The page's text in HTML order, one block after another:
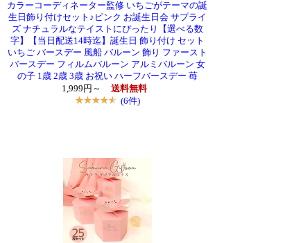
カラーコーディネーター監修 いちごがテーマの誕
生日飾り付けセット♪ピンク お誕生日会 サプライ
ズ ナチュラルなテイストにぴったり【選べる数
字】【当日配送14時迄】誕生日 飾り付け セット
いちご バースデー 風船 バルーン 飾り ファースト
バースデー フィルムバルーン アルミバルーン 女
の子 1歳 2歳 3歳 お祝い ハーフバースデー 苺
1,999円～
送料無料
(6件)